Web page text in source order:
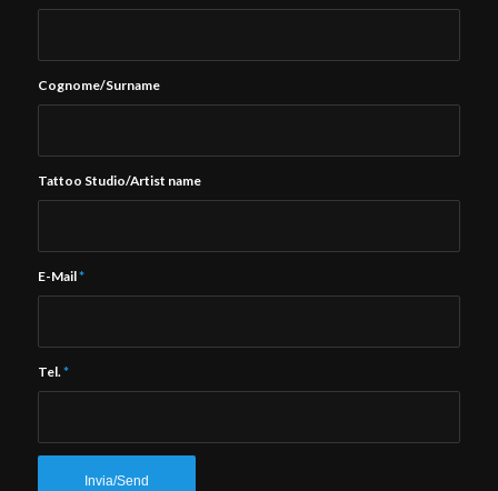
Cognome/Surname
Tattoo Studio/Artist name
E-Mail*
Tel.*